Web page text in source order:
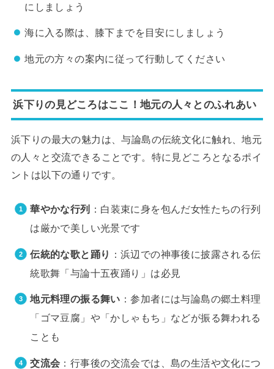
にしましょう
海に入る際は、膝下までを目安にしましょう
地元の方々の案内に従って行動してください
浜下りの見どころはここ！地元の人々とのふれあい
浜下りの最大の魅力は、与論島の伝統文化に触れ、地元
の人々と交流できることです。特に見どころとなるポイ
ントは以下の通りです。
華やかな行列
：白装束に身を包んだ女性たちの行列
は厳かで美しい光景です
伝統的な歌と踊り
：浜辺での神事後に披露される伝
統歌舞「与論十五夜踊り」は必見
地元料理の振る舞い ：参加者には与論島の郷土料理
「ゴマ豆腐」や「かしゃもち」などが振る舞われる
ことも
交流会 ：行事後の交流会では、島の生活や文化につ